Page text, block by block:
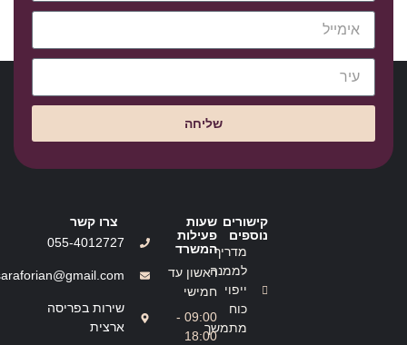
שליחה
קישורים
נוספים
מדריך
לממנה
ייפוי
כוח
מתמשך
שעות
פעילות
המשרד
ראשון עד
חמישי
09:00 -
18:00
צרו קשר
055-4012727
שירות בפריסה
ארצית